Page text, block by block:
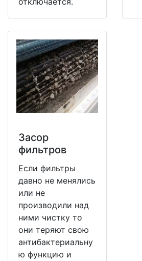
Засор
фильтров
Если фильтры
давно не менялись
или не
производили над
ними чистку то
они теряют свою
антибактериальну
ю функцию и